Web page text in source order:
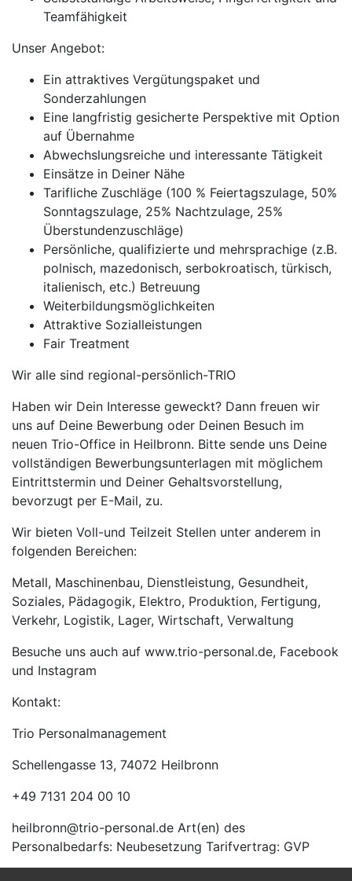
Teamfähigkeit
Unser Angebot:
Ein attraktives Vergütungspaket und
Sonderzahlungen
Eine langfristig gesicherte Perspektive mit Option
auf Übernahme
Abwechslungsreiche und interessante Tätigkeit
Einsätze in Deiner Nähe
Tarifliche Zuschläge (100 % Feiertagszulage, 50%
Sonntagszulage, 25% Nachtzulage, 25%
Überstundenzuschläge)
Persönliche, qualifizierte und mehrsprachige (z.B.
polnisch, mazedonisch, serbokroatisch, türkisch,
italienisch, etc.) Betreuung
Weiterbildungsmöglichkeiten
Attraktive Sozialleistungen
Fair Treatment
Wir alle sind regional-persönlich-TRIO
Haben wir Dein Interesse geweckt? Dann freuen wir
uns auf Deine Bewerbung oder Deinen Besuch im
neuen Trio-Office in Heilbronn. Bitte sende uns Deine
vollständigen Bewerbungsunterlagen mit möglichem
Eintrittstermin und Deiner Gehaltsvorstellung,
bevorzugt per E-Mail, zu.
Wir bieten Voll-und Teilzeit Stellen unter anderem in
folgenden Bereichen:
Metall, Maschinenbau, Dienstleistung, Gesundheit,
Soziales, Pädagogik, Elektro, Produktion, Fertigung,
Verkehr, Logistik, Lager, Wirtschaft, Verwaltung
Besuche uns auch auf www.trio-personal.de, Facebook
und Instagram
Kontakt:
Trio Personalmanagement
Schellengasse 13, 74072 Heilbronn
+49 7131 204 00 10
heilbronn@trio-personal.de Art(en) des
Personalbedarfs: Neubesetzung Tarifvertrag: GVP